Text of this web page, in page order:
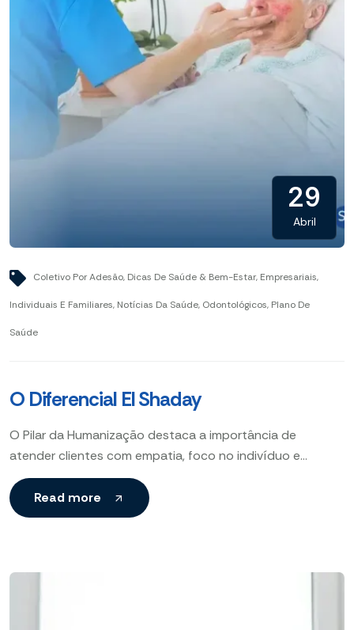
29
Abril
Coletivo Por Adesão, Dicas De Saúde & Bem-Estar, Empresariais,
Individuais E Familiares, Notícias Da Saúde, Odontológicos, Plano De
Saúde
O Diferencial El Shaday
O Pilar da Humanização destaca a importância de
atender clientes com empatia, foco no indivíduo e
interação genuína para fortalecer relações e garantir
experiências memoráveis.
Read more